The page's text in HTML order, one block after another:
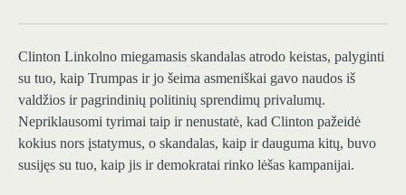
Clinton Linkolno miegamasis skandalas atrodo keistas, palyginti
su tuo, kaip Trumpas ir jo šeima asmeniškai gavo naudos iš
valdžios ir pagrindinių politinių sprendimų privalumų.
Nepriklausomi tyrimai taip ir nenustatė, kad Clinton pažeidė
kokius nors įstatymus, o skandalas, kaip ir dauguma kitų, buvo
susijęs su tuo, kaip jis ir demokratai rinko lėšas kampanijai.